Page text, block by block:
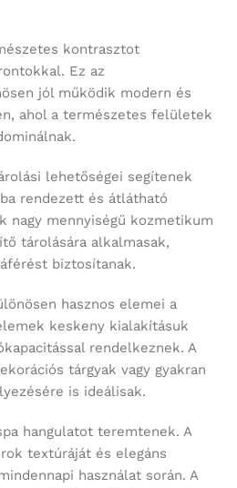
kontrasztot
Ez az
jól működik modern és
ahol a természetes felületek
lehetőségei segítenek
rendezett és átlátható
nagy mennyiségű kozmetikum
tárolására alkalmasak,
biztosítanak.
hasznos elemei a
keskeny kialakításuk
rendelkeznek. A
tárgyak vagy gyakran
is ideálisak.
hangulatot teremtenek. A
textúráját és elegáns
használat során. A